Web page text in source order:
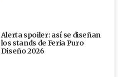
Alerta spoiler: así se diseñan
los stands de Feria Puro
Diseño 2026